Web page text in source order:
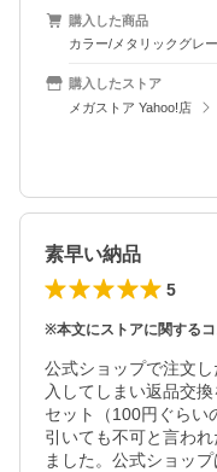
購入した商品
カラー/メタリックグレ
購入したストア
メガストア Yahoo!店
素早い納品
5
※本文にストアに関するコ
公式ショップで注文
入してしまい返品交
セット（100円ぐらい
引いても不可と言わ
ました。公式ショッ